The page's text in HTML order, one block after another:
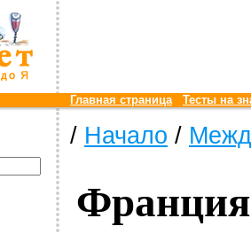
Главная страница Тесты на
/ Начало /
Франция